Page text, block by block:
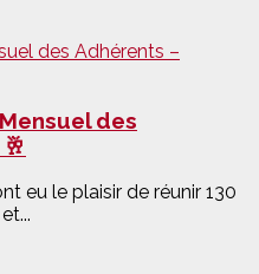
des
eu le plaisir de réunir 130